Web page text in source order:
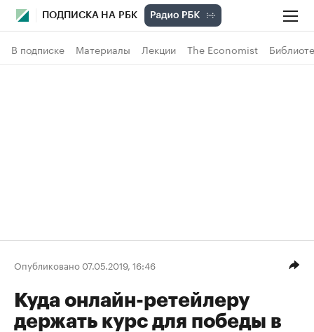
ПОДПИСКА НА РБК
В подписке Материалы Лекции The Economist
Опубликовано 07.05.2019, 16:46
Куда онлайн-ретейлеру
держать курс для победы в